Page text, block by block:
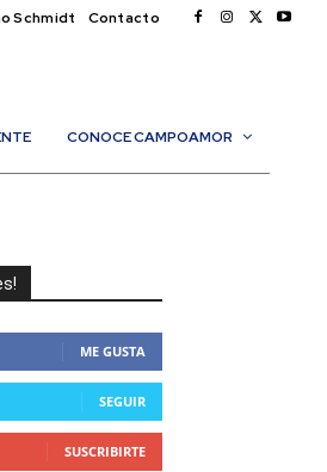
Schmidt Contacto
CONOCE CAMPOAMOR
ME GUSTA
SEGUIR
SUSCRIBIRTE